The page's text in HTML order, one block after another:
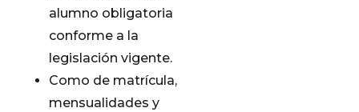
alumno obligatoria
conforme a la
legislación vigente.
Como de matrícula,
mensualidades y